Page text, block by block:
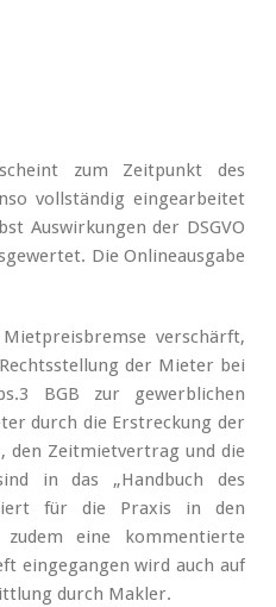
zum Zeitpunkt des
vollständig eingearbeitet
Auswirkungen der DSGVO
Die Onlineausgabe
verschärft,
der Mieter bei
BGB zur gewerblichen
durch die Erstreckung der
den Zeitmietvertrag und die
in das „Handbuch des
für die Praxis in den
eine kommentierte
eingegangen wird auch auf
durch Makler.